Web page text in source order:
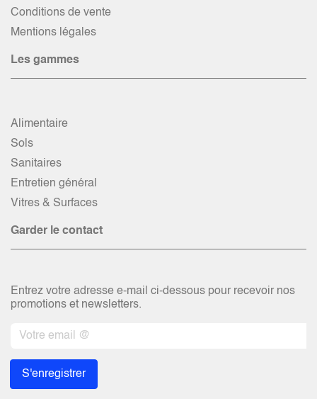
Conditions de vente
Mentions légales
Les gammes
Alimentaire
Sols
Sanitaires
Entretien général
Vitres & Surfaces
Garder le contact
Entrez votre adresse e-mail ci-dessous pour recevoir nos
promotions et newsletters.
S'enregistrer